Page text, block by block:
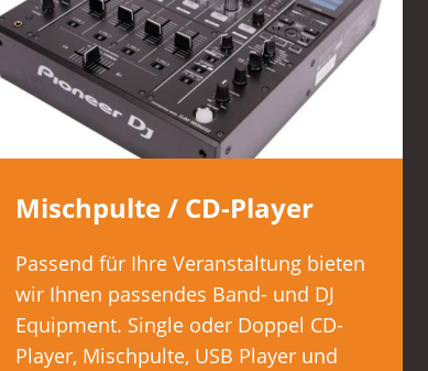
Mischpulte / CD-Player
Passend für Ihre Veranstaltung bieten
wir Ihnen passendes Band- und DJ
Equipment. Single oder Doppel CD-
Player, Mischpulte, USB Player und